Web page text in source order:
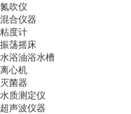
氮吹仪
混合仪器
粘度计
振荡摇床
水浴油浴水槽
离心机
灭菌器
水质测定仪
超声波仪器